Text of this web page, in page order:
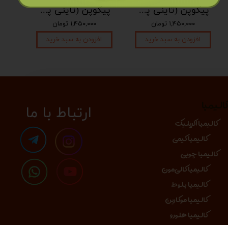
پیکوپن (تاینی پن) 6 نت برند دلکو
۱,۴۵۰,۰۰۰ تومان
افزودن به سبد خرید
پیکوپن (تاینی پن) 6 نت برند دلکو
۱,۴۵۰,۰۰۰ تومان
افزودن به سبد خرید
​​​ارتباط با ما
کالیمبا اکریلیک
کالیمبا کیمی
کالیمبا چوبی
کالیمبا کالی‌مون
کالیمبا بلوط
کالیمبا موکارین
کالیمبا هلورو